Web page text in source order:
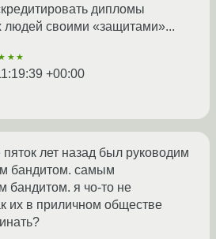
дипломы
людей своими «защитами»...
+00:00
лет назад был руководим
бандитом. самым
бандитом. я чо-то не
их в приличном обществе